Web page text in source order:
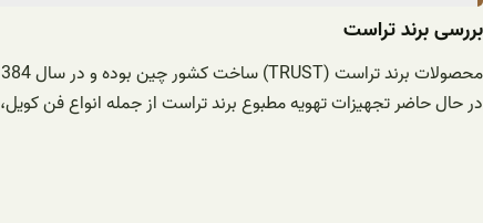
بررسی برند تراست
محصولات برند تراست (TRUST) ساخت کشور چین بوده و در سال 1384 توسط گروه بازرگانی توانگر اعتماد پاسارگاد به ثبت رسیده اند.
در حال حاضر تجهیزات تهویه مطبوع برند تراست از جمله انواع فن کویل،